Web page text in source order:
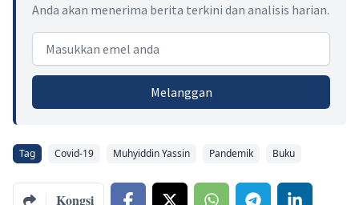
Anda akan menerima berita terkini dan analisis harian.
Email address
Melanggan
Tag Covid-19 Muhyiddin Yassin Pandemik Buku
Kongsi